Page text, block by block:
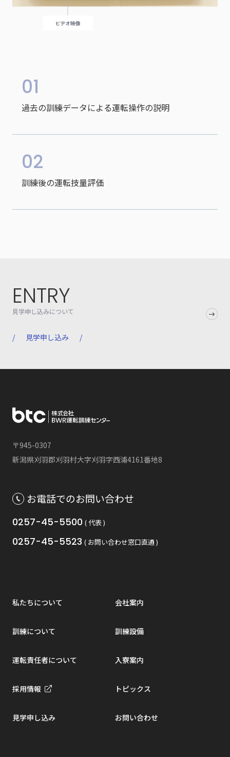
01
過去の訓練データによる運転操作の説明
02
訓練後の運転技量評価
ENTRY
見学申し込みについて
見学申し込み
〒945-0307
新潟県刈羽郡刈羽村大字刈羽字西浦4161番地8
お電話でのお問い合わせ
0257-45-5500 ( 代表 )
0257-45-5523 ( お問い合わせ窓口直通 )
私たちについて 会社案内
訓練について 訓練設備
運転責任者について 入寮案内
採用情報 トピックス
見学申し込み お問い合わせ